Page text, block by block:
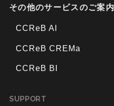
その他のサービスのご案内
CCReB AI
CCReB CREMa
CCReB BI
SUPPORT